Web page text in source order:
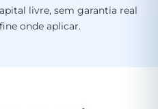
livre, sem garantia real
onde aplicar.